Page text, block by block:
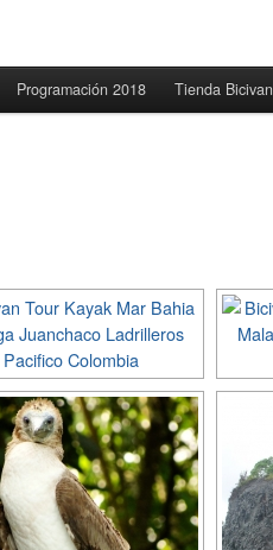
Programación 2018 Tienda Bicivan